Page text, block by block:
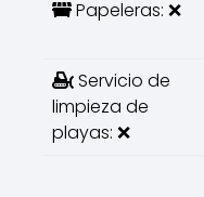
Papeleras: ❌
Servicio de
limpieza de
playas: ❌